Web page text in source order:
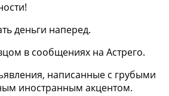
деньги наперед.
в сообщениях на Астрего.
написанные с грубыми
иностранным акцентом.